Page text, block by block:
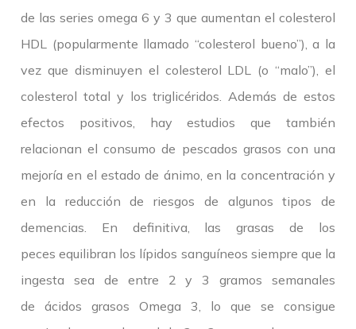
de las series omega 6 y 3 que aumentan el colesterol
HDL (popularmente llamado “colesterol bueno”), a la
vez que disminuyen el colesterol LDL (o “malo”), el
colesterol total y los triglicéridos. Además de estos
efectos positivos, hay estudios que también
relacionan el consumo de pescados grasos con una
mejoría en el estado de ánimo, en la concentración y
en la reducción de riesgos de algunos tipos de
demencias. En definitiva, las grasas de los
peces equilibran los lípidos sanguíneos siempre que la
ingesta sea de entre 2 y 3 gramos semanales
de ácidos grasos Omega 3, lo que se consigue